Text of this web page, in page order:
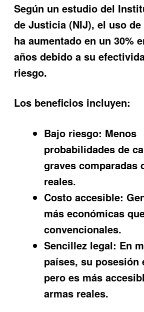
Según un estudio del
de Justicia (NIJ), el uso
ha aumentado en un 30%
años debido a su
riesgo.
Los beneficios incluyen:
Bajo riesgo: Menos
probabilidades de
graves comparadas
reales.
Costo accesible:
más económicas
convencionales.
Sencillez legal: En
países, su posesión
pero es más
armas reales.